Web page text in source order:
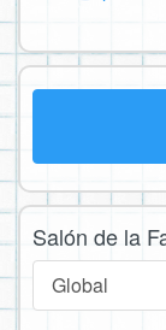
Salón de la
Global